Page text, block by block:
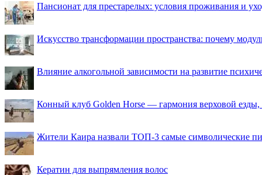
Пансионат для престарелых: условия проживания и
Искусство трансформации пространства: почему
Влияние алкогольной зависимости на развитие
Конный клуб Golden Horse — гармония верховой езды,
Жители Каира назвали ТОП-3 самые символические
Кератин для выпрямления волос